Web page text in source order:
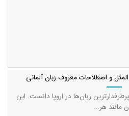
و اصطلاحات معروف زبان آلمانی
زبان‌ها در اروپا دانست. این
مانند هر...